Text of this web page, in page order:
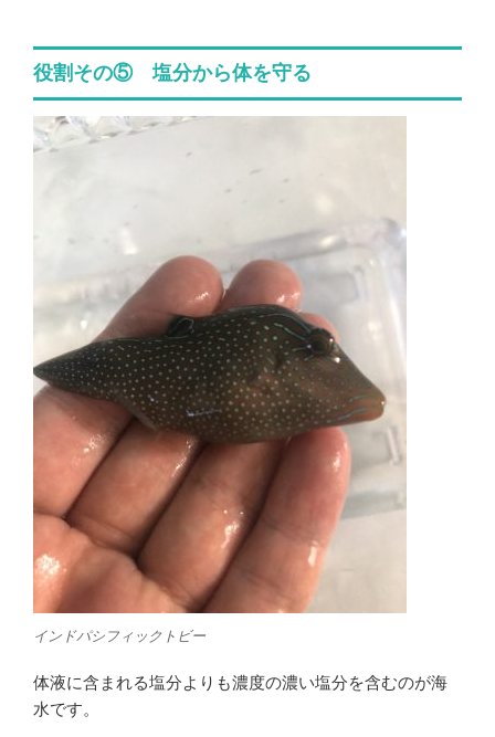
役割その⑤ 塩分から体を守る
インドパシフィックトビー
体液に含まれる塩分よりも濃度の濃い塩分を含むのが海
水です。